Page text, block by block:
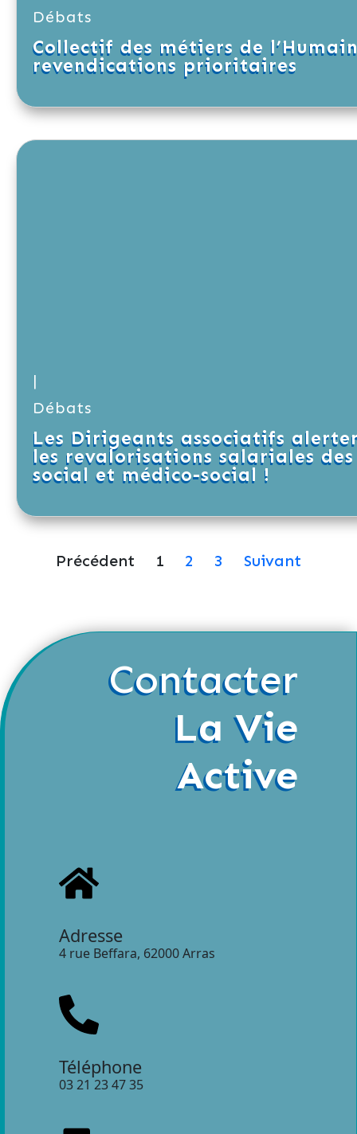
Débats
Collectif des métiers de
revendications prioritaires
|
Débats
Les Dirigeants associatifs
les revalorisations salariales
social et médico-social !
Précédent 1 2 3 Suivant
Contacter
La Vie
Active
Adresse
4 rue Beffara, 62000 Arras
Téléphone
03 21 23 47 35